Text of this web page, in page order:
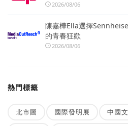
2026/08/06
陳嘉樺Ella選擇
的青春狂歡
2026/08/06
熱門標籤
北市圖 國際發明展 中國